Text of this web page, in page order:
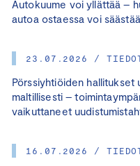
Autokuume voi yllättää –
autoa ostaessa voi
23.07.2026 /
Pörssiyhtiöiden hallitukset
maltillisesti –
vaikuttaneet
16.07.2026 /